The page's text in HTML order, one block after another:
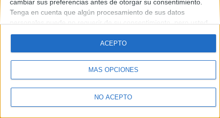
cambiar sus preferencias antes de otorgar su consentimiento.
Tenga en cuenta que algún procesamiento de sus datos
personales puede no requerir de su consentimiento, pero usted
tiene el derecho de rechazar tal procesamiento. Sus
preferencias se aplicarán solo a este sitio web. Puede cambiar
sus preferencias o retirar su consentimiento en cualquier
momento volviendo a este sitio y haciendo clic en el botón
"Privacidad" en la parte inferior de la página web.
MÁS OPCIONES
NO ACEPTO
ACEPTO
de cookies
© 2003-2026Compás Mediterráneo S.L.- Diego de León 47 - 28006
Madrid [ESPAÑA] - Tel. +34 91 593 2767